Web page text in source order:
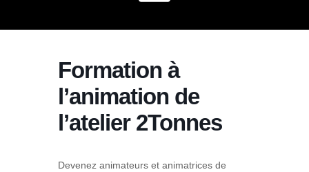
Formation à
l’animation de
l’atelier 2Tonnes
Devenez animateurs et animatrices de